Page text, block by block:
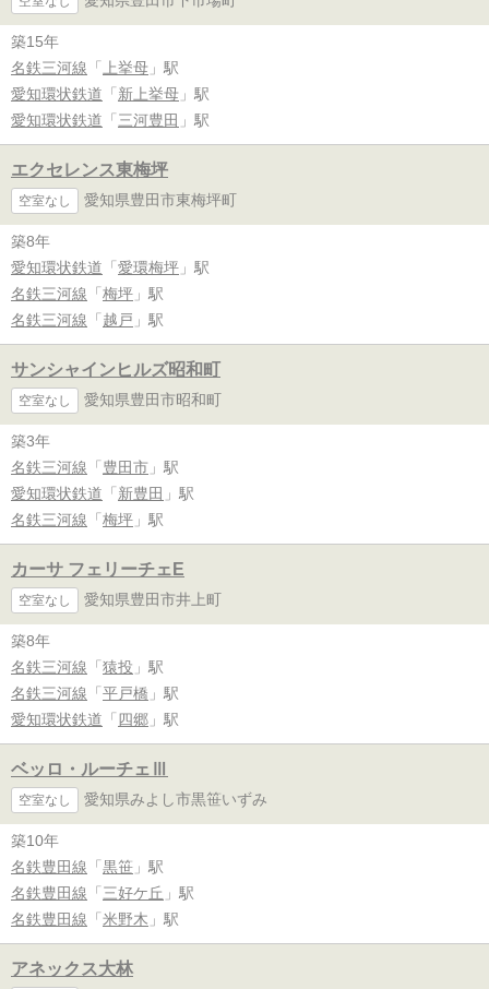
築15年
名鉄三河線 「 上挙母 」駅
愛知環状鉄道 「 新上挙母 」駅
愛知環状鉄道 「 三河豊田 」駅
エクセレンス東梅坪
空室なし 愛知県豊田市東梅坪町
築8年
愛知環状鉄道 「 愛環梅坪 」駅
名鉄三河線 「 梅坪 」駅
名鉄三河線 「 越戸 」駅
サンシャインヒルズ昭和町
空室なし 愛知県豊田市昭和町
築3年
名鉄三河線 「 豊田市 」駅
愛知環状鉄道 「 新豊田 」駅
名鉄三河線 「 梅坪 」駅
カーサ フェリーチェE
空室なし 愛知県豊田市井上町
築8年
名鉄三河線 「 猿投 」駅
名鉄三河線 「 平戸橋 」駅
愛知環状鉄道 「 四郷 」駅
ベッロ・ルーチェⅢ
空室なし 愛知県みよし市黒笹いずみ
築10年
名鉄豊田線 「 黒笹 」駅
名鉄豊田線 「 三好ケ丘 」駅
名鉄豊田線 「 米野木 」駅
アネックス大林